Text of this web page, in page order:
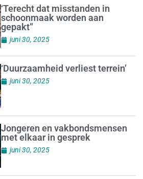
‘Terecht dat misstanden in
schoonmaak worden aan
gepakt”
juni 30, 2025
‘Duurzaamheid verliest terrein’
juni 30, 2025
Jongeren en vakbondsmensen
met elkaar in gesprek
juni 30, 2025